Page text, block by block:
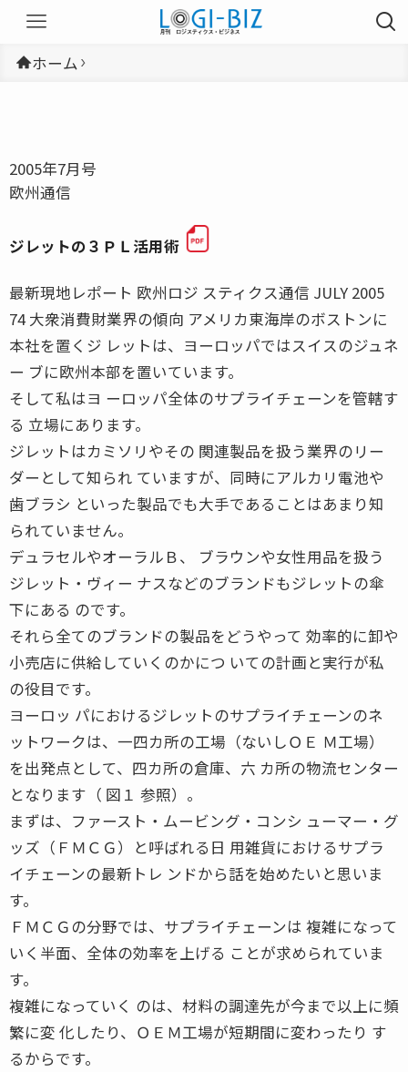
ホーム
2005年7月号
欧州通信
ジレットの３ＰＬ活用術
最新現地レポート 欧州ロジ スティクス通信 JULY 2005
74 大衆消費財業界の傾向 アメリカ東海岸のボストンに
本社を置くジ レットは、ヨーロッパではスイスのジュネ
ー ブに欧州本部を置いています。
そして私はヨ ーロッパ全体のサプライチェーンを管轄す
る 立場にあります。
ジレットはカミソリやその 関連製品を扱う業界のリー
ダーとして知られ ていますが、同時にアルカリ電池や
歯ブラシ といった製品でも大手であることはあまり知
られていません。
デュラセルやオーラルＢ、 ブラウンや女性用品を扱う
ジレット・ヴィー ナスなどのブランドもジレットの傘
下にある のです。
それら全てのブランドの製品をどうやって 効率的に卸や
小売店に供給していくのかにつ いての計画と実行が私
の役目です。
ヨーロッ パにおけるジレットのサプライチェーンのネ
ットワークは、一四カ所の工場（ないしＯＥ Ｍ工場）
を出発点として、四カ所の倉庫、六 カ所の物流センター
となります（ 図１ 参照）。
まずは、ファースト・ムービング・コンシ ューマー・グ
ッズ（ＦＭＣＧ）と呼ばれる日 用雑貨におけるサプラ
イチェーンの最新トレ ンドから話を始めたいと思いま
す。
ＦＭＣＧの分野では、サプライチェーンは 複雑になって
いく半面、全体の効率を上げる ことが求められていま
す。
複雑になっていく のは、材料の調達先が今まで以上に頻
繁に変 化したり、ＯＥＭ工場が短期間に変わったり す
るからです。